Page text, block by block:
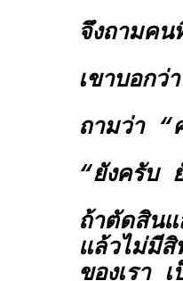
จึงถามค
เขาบอก
ถามว่า “
“ยังครับ
ถ้าตัดสิน
แล้วไม่มี
ของเรา